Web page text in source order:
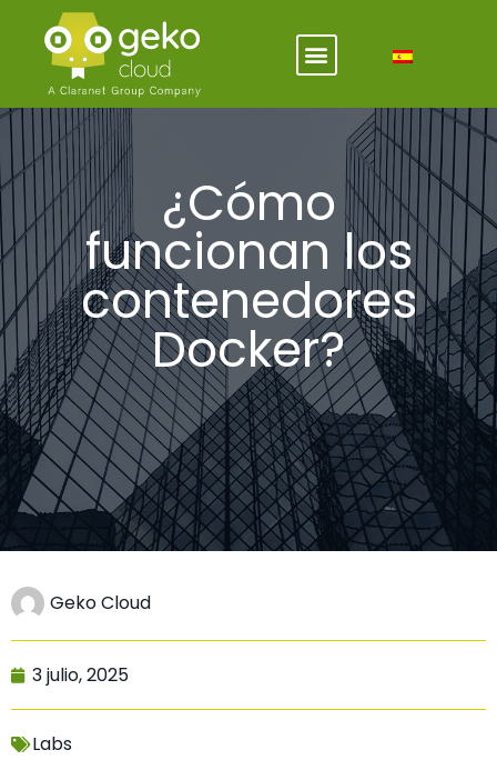
¿Cómo
funcionan los
contenedores
Docker?
Geko Cloud
3 julio, 2025
Labs